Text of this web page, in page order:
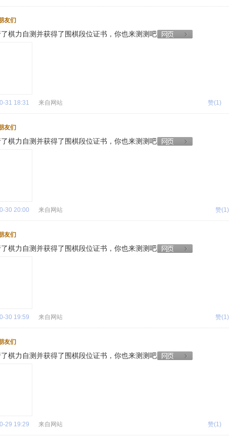
友们
棋力自测并获得了围棋段位证书，你也来测测吧
赞(1)
31 18:31 来自网站
友们
棋力自测并获得了围棋段位证书，你也来测测吧
赞(1)
30 20:00 来自网站
友们
棋力自测并获得了围棋段位证书，你也来测测吧
赞(1)
30 19:59 来自网站
友们
棋力自测并获得了围棋段位证书，你也来测测吧
赞(1)
29 19:29 来自网站